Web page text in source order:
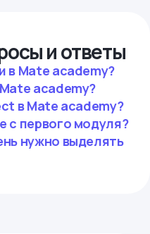
и ответы
в Mate academy?
academy?
в Mate academy?
с первого модуля?
нужно выделять